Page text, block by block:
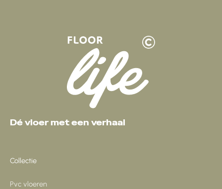
Dé vloer met een verhaal
Collectie
Pvc vloeren